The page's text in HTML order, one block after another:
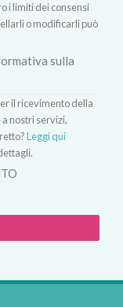
i limiti dei consensi
o modificarli può
sulla
il ricevimento della
nostri servizi,
Leggi qui